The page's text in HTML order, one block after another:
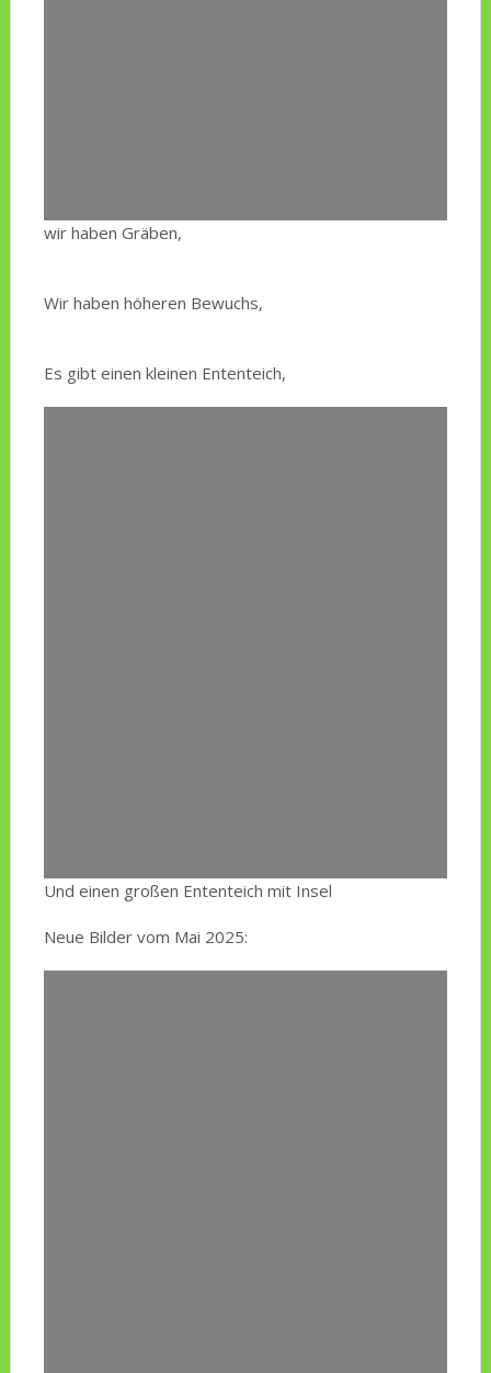
wir haben Gräben,
Wir haben höheren Bewuchs,
Es gibt einen kleinen Ententeich,
Und einen großen Ententeich mit Insel
Neue Bilder vom Mai 2025: